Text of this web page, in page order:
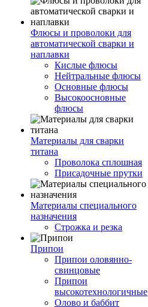
Флюсы и проволоки для
автоматической сварки и
наплавки
Кислые флюсы
Нейтральные флюсы
Основные флюсы
Высокоосновные
флюсы
Материалы для сварки
титана
Проволока сплошная
Присадочные прутки
Материалы специального
назначения
Строжка и резка
Припои
Припои оловянно-
свинцовые
Припои
высокотехнологичные
Олово и баббит